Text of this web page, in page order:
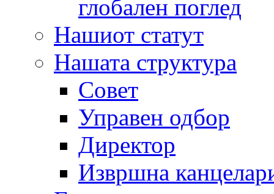
глобален поглед
Нашиот статут
Нашата структура
Совет
Управен одбор
Директор
Извршна